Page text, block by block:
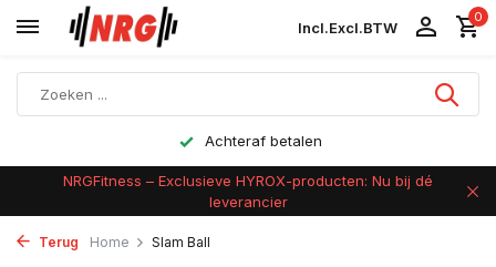
Incl.Excl.BTW
0
Achteraf betalen
NRGFitness – Exclusieve HYROX-producten: Nu bij dé
leverancier
Terug Home Slam Ball